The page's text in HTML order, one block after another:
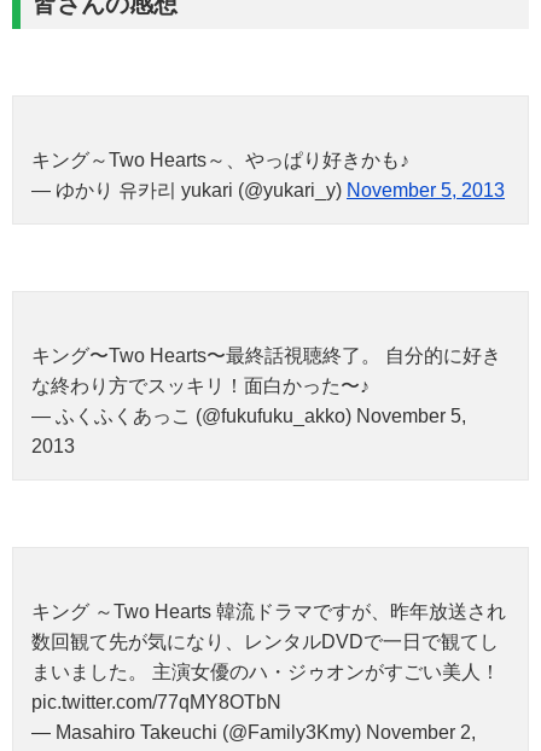
キング～Two Hearts～、やっぱり好きかも♪
— ゆかり 유카리 yukari (@yukari_y) November 5, 2013
キング〜Two Hearts〜最終話視聴終了。 自分的に好き
な終わり方でスッキリ！面白かった〜♪
— ふくふくあっこ (@fukufuku_akko) November 5,
2013
キング ～Two Hearts 韓流ドラマですが、昨年放送され
数回観て先が気になり、レンタルDVDで一日で観てし
まいました。 主演女優のハ・ジゥオンがすごい美人！
pic.twitter.com/77qMY8OTbN
— Masahiro Takeuchi (@Family3Kmy) November 2,